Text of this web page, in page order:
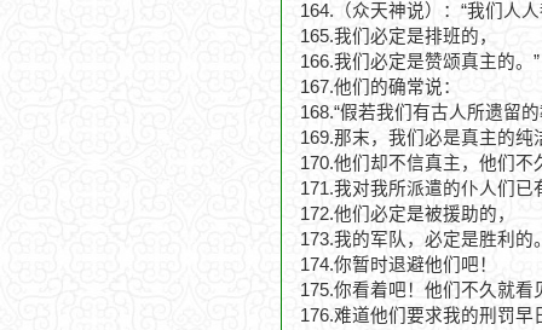
164.（众天神说）：“我们人
165.我们必定是排班的，
166.我们必定是赞颂真主的。”
167.他们的确常说：
168.“假若我们有古人所遗留
169.那末，我们必是真主的纯
170.他们却不信真主，他们不
171.我对我所派遣的仆人们已
172.他们必定是被援助的，
173.我的军队，必定是胜利的
174.你暂时退避他们吧！
175.你看着吧！他们不久就看
176.难道他们要求我的刑罚早